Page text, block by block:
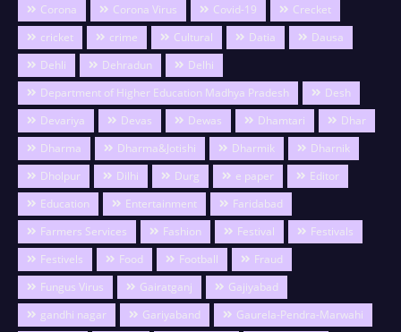
Corona
Corona Virus Covid-19
Crecket
cricket
crime Cultural Datia
Dausa
Dehli
Dehradun
Delhi
Department of Higher Education Madhya Pradesh
Desh
Devariya
Devas Dewas Dhamtari
Dhar
Dharma
Dharma&Jotishi Dharmik
Dharnik
Dholpur
Dilhi Durg e paper
Editor
Education
Entertainment
Faridabad
Farmers Services
Fashion Festival
Festivals
Festivels
Food Football
Fraud
Fungus Virus
Gairatganj
Gajiyabad
gandhi nagar
Gariyaband
Gaurela-Pendra-Marwahi